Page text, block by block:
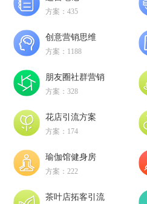
方案：435
创意营销思维
方案：1188
朋友圈社群营销
方案：328
花店引流方案
方案：174
瑜伽馆健身房
方案：222
茶叶店拓客引流